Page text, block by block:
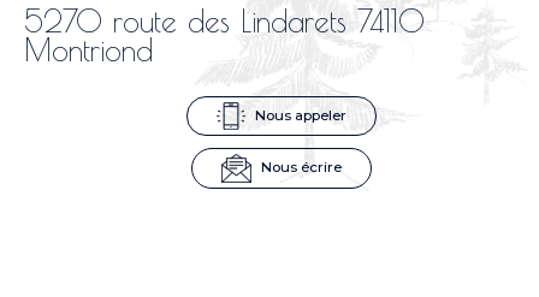
5270 route des Lindarets 74110
Montriond
Nous appeler
Nous écrire